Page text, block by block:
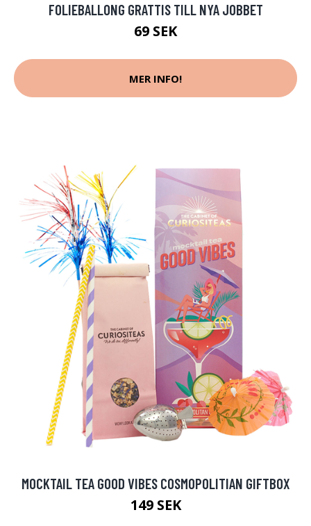
FOLIEBALLONG GRATTIS TILL NYA JOBBET
69 SEK
MER INFO!
MOCKTAIL TEA GOOD VIBES COSMOPOLITIAN GIFTBOX
149 SEK